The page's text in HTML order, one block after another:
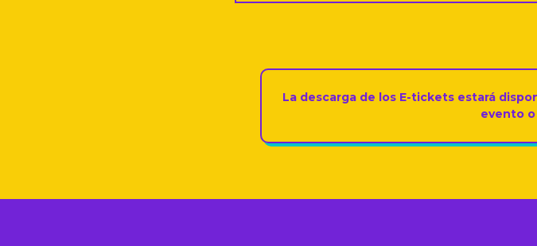
La descarga de los E-tickets estará
evento